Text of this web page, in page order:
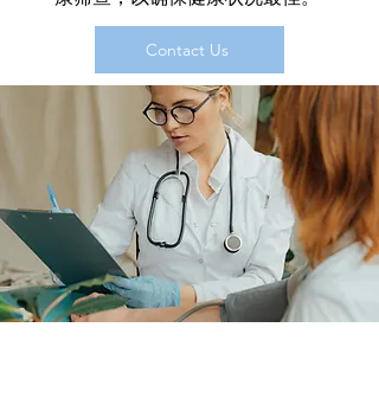
Contact Us